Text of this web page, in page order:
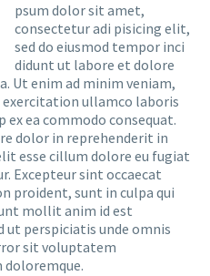
psum dolor sit amet,
consectetur adi pisicing elit,
sed do eiusmod tempor inci
didunt ut labore et dolore
Ut enim ad minim veniam,
exercitation ullamco laboris
ex ea commodo consequat.
dolor in reprehenderit in
esse cillum dolore eu fugiat
Excepteur sint occaecat
proident, sunt in culpa qui
mollit anim id est
ut perspiciatis unde omnis
sit voluptatem
doloremque.